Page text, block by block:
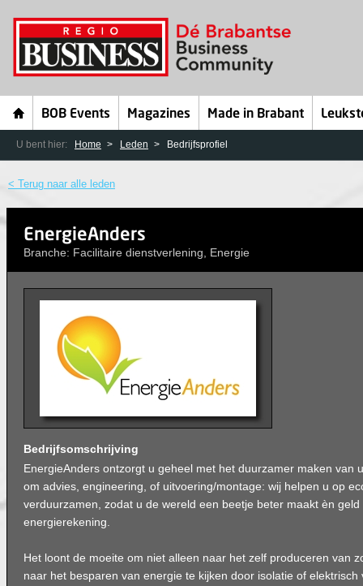
BOB Events Magazines Made in Brabant
U bent hier: Home Leden Bedrijfsprofiel
< Terug naar alle leden
EnergieAnders
Branche: Facilitaire dienstverlening, Energie
Bedrijfsomschrijving
EnergieAnders ontzorgt u geheel met het duurzamer maken van
om advies, engineering, of uitvoering/montage: wij helpen u op
verduurzamen, zodat u de wereld een beetje beter maakt èn
energierekening.
Het loont de moeite om niet alleen naar het zelf produceren van
naar het besparen van energie te kijken door isolatie of